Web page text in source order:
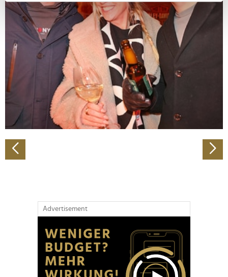
bestimmten Merkmalen (Fingerprinting) identifizieren
Erfahren Sie mehr darüber, wie Ihre persönlichen Daten
verarbeitet werden, und legen Sie Ihre Präferenzen im
Abschnitt Einzelheiten
fest.
Wir verwenden Cookies, um Inhalte und Anzeigen zu
personalisieren, Funktionen für soziale Medien anbieten
zu können und die Zugriffe auf unsere Website zu
analysieren. Außerdem geben wir Informationen zu Ihrer
Verwendung unserer Website an unsere Partner für
Partner führen diese Informationen möglicherweise mit
weiteren Daten zusammen, die Sie ihnen bereitgestellt
Advertisement